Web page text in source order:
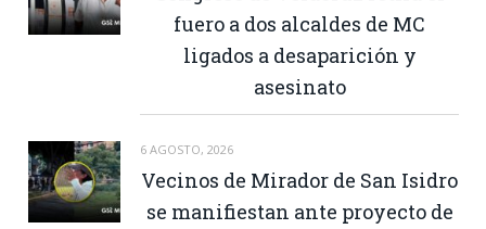
fuero a dos alcaldes de MC
ligados a desaparición y
asesinato
6 AGOSTO, 2026
Vecinos de Mirador de San Isidro
se manifiestan ante proyecto de